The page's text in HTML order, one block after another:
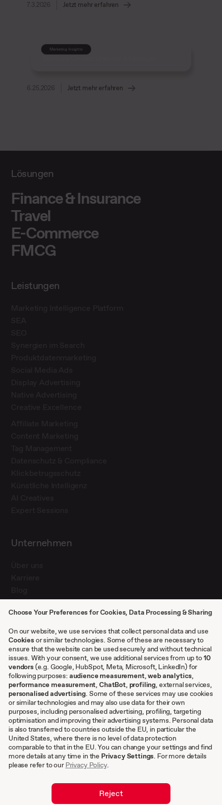
7.3.2026 Jetzt mehr erfahren
Marketing Insights
6.25.2026 Jetzt mehr erfahren
Lösungen
Finance & Insurance
Travel
E-Commerce
FMCG
Leistungen
Unternehmen
Presse
Kontakt
Case Studies
Sonstiges
AGB
Impressum
Datenschutzeinstellungen
Datenschutz
Cookies
DE
Choose Your Preferences for Cookies, Data Processing & Sharing
On our website, we use services that collect personal data and use
Cookiesor similar technologies. Some of these are necessary to
ensure that the website can be used securely and without technical
issues. With your consent, we use additional services from up to10
vendors(e.g. Google, HubSpot, Meta, Microsoft, LinkedIn) for
following purposes: audience measurement,web analytics,
performance measurement,ChatBot, profiling, external services,
personalised advertising. Some of these services may use cookies
or similar technologies and may also use data for their own
purposes, including personalised advertising, profiling, targeting
optimisation and improving their advertising systems. Personal data
is also transferred to countries outside the EU, in particular the
United States, where there is no level of data protection
comparable to that in the EU. You can change your settings and find
more details at any time in the Privacy Settings. For more details
please refer to our Privacy Policy.
Reject